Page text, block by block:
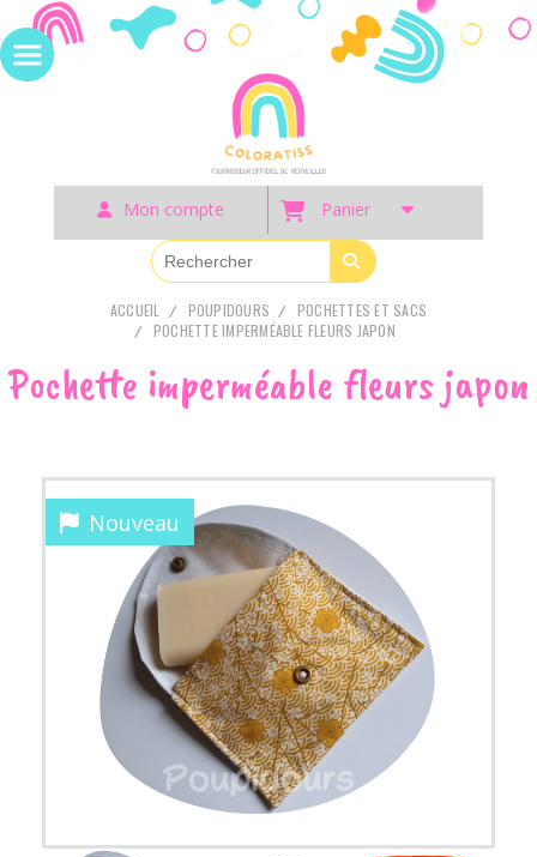
Mon compte Panier
ACCUEIL POUPIDOURS
POCHETTES ET SACS
POCHETTE IMPERMÉABLE FLEURS JAPON
Pochette imperméable fleurs japon
Nouveau
Panneau de gestion des cookies